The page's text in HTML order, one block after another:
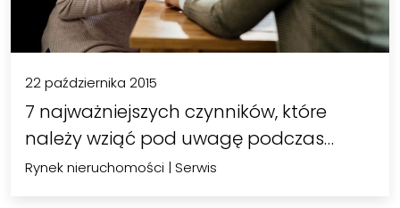
22 października 2015
7 najważniejszych czynników, które
należy wziąć pod uwagę podczas…
Rynek nieruchomości | Serwis